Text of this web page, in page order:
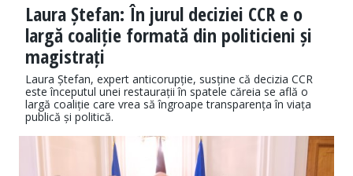
Laura Ștefan: În jurul deciziei CCR e o
largă coaliție formată din politicieni și
magistrați
Laura Ștefan, expert anticorupție, susține că decizia CCR
este începutul unei restaurații în spatele căreia se află o
largă coaliție care vrea să îngroape transparența în viața
publică și politică.